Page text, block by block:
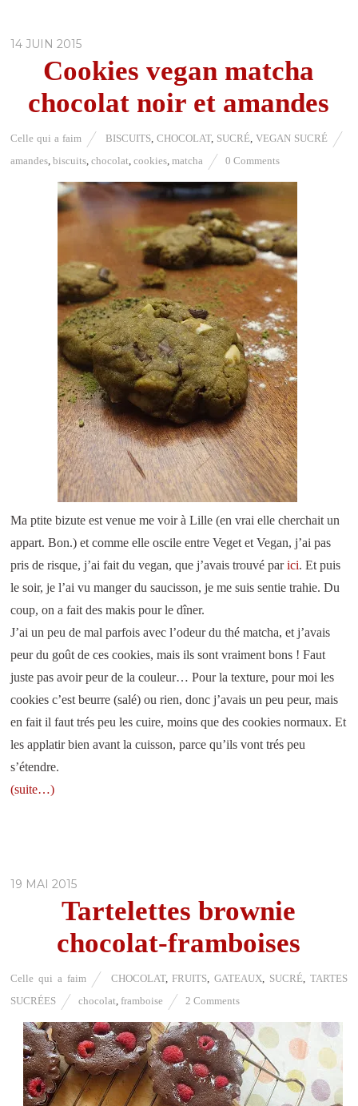
14 JUIN 2015
Cookies vegan matcha
chocolat noir et amandes
Celle qui a faim BISCUITS, CHOCOLAT, SUCRÉ, VEGAN SUCRÉ
amandes ,biscuits ,chocolat ,cookies ,matcha 0 Comments
Ma ptite bizute est venue me voir à Lille (en vrai elle cherchait un
appart. Bon.) et comme elle oscile entre Veget et Vegan, j’ai pas
pris de risque, j’ai fait du vegan, que j’avais trouvé parici. Et puis
le soir, je l’ai vu manger du saucisson, je me suis sentie trahie. Du
coup, on a fait des makis pour le dîner.
J’ai un peu de mal parfois avec l’odeur du thé matcha, et j’avais
peur du goût de ces cookies, mais ils sont vraiment bons ! Faut
juste pas avoir peur de la couleur… Pour la texture, pour moi les
cookies c’est beurre (salé) ou rien, donc j’avais un peu peur, mais
en fait il faut trés peu les cuire, moins que des cookies normaux. Et
les applatir bien avant la cuisson, parce qu’ils vont trés peu
s’étendre.
(suite…)
19 MAI 2015
Tartelettes brownie
chocolat-framboises
Celle qui a faim CHOCOLAT,FRUITS ,GATEAUX SUCRÉ, TARTES
SUCRÉES
chocolat framboise 2 Comments